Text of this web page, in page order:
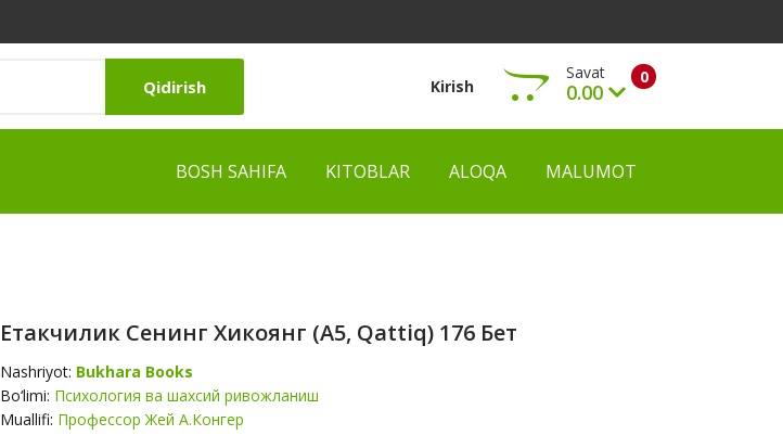
Qidirish Kirish 0
Savat
0.00
Ko‘rish
BOSH SAHIFA KITOBLAR ALOQA MALUMOT
Етакчилик Сенинг Хикоянг (А5, Qattiq) 176 Бет
Nashriyot: Bukhara Books
Bo‘limi: Психология ва шахсий ривожланиш
Muallifi: Профессор Жей А.Конгер